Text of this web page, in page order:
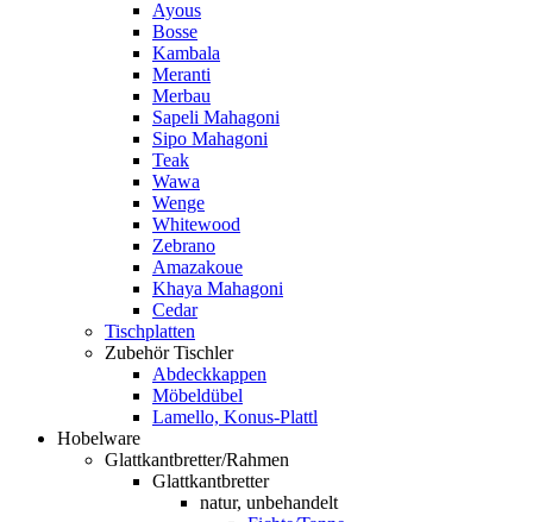
Ayous
Bosse
Kambala
Meranti
Merbau
Sapeli Mahagoni
Sipo Mahagoni
Teak
Wawa
Wenge
Whitewood
Zebrano
Amazakoue
Khaya Mahagoni
Cedar
Tischplatten
Zubehör Tischler
Abdeckkappen
Möbeldübel
Lamello, Konus-Plattl
Hobelware
Glattkantbretter/Rahmen
Glattkantbretter
natur, unbehandelt